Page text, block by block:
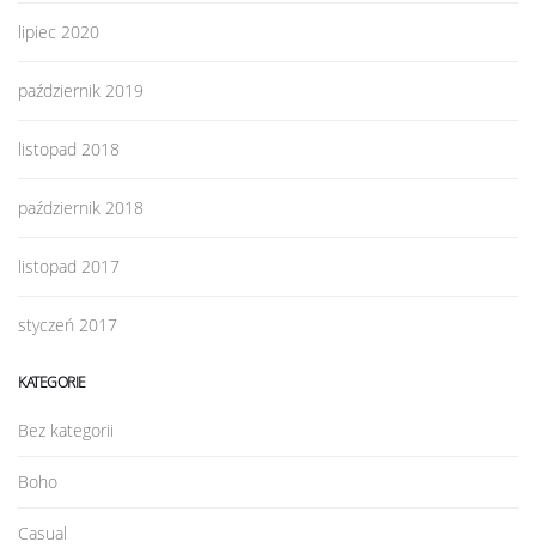
lipiec 2020
październik 2019
listopad 2018
październik 2018
listopad 2017
styczeń 2017
KATEGORIE
Bez kategorii
Boho
Casual